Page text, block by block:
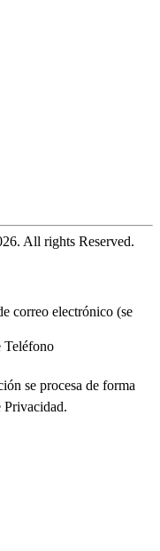
. All rights Reserved.
correo electrónico (se
Teléfono
se procesa de forma
Privacidad.